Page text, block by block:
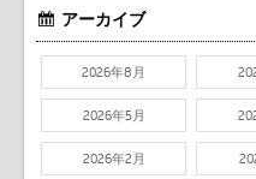
アーカイブ
2026年8月
2026年5月
2026年2月